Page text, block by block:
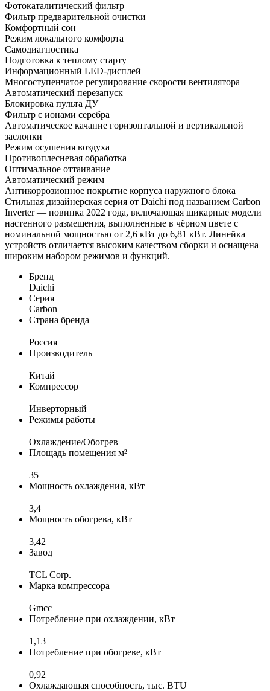
Фотокаталитический фильтр
Фильтр предварительной очистки
Комфортный сон
Режим локального комфорта
Самодиагностика
Подготовка к теплому старту
Информационный LED-дисплей
Многоступенчатое регулирование скорости вентилятора
Автоматический перезапуск
Блокировка пульта ДУ
Фильтр с ионами серебра
Автоматическое качание горизонтальной и вертикальной
заслонки
Режим осушения воздуха
Противоплесневая обработка
Оптимальное оттаивание
Автоматический режим
Антикоррозионное покрытие корпуса наружного блока
Стильная дизайнерская серия от Daichi под названием Carbon
Inverter — новинка 2022 года, включающая шикарные модели
настенного размещения, выполненные в чёрном цвете с
номинальной мощностью от 2,6 кВт до 6,81 кВт. Линейка
устройств отличается высоким качеством сборки и оснащена
широким набором режимов и функций.
Бренд
Daichi
Серия
Carbon
Страна бренда
Россия
Производитель
Китай
Компрессор
Инверторный
Режимы работы
Охлаждение/Обогрев
Площадь помещения м²
35
Мощность охлаждения, кВт
3,4
Мощность обогрева, кВт
3,42
Завод
TCL Corp.
Марка компрессора
Gmcc
Потребление при охлаждении, кВт
1,13
Потребление при обогреве, кВт
0,92
Охлаждающая способность, тыс. BTU